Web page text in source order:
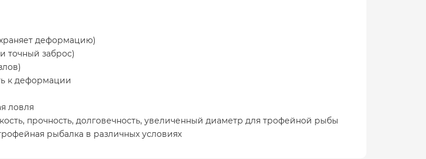
деформацию)
точный заброс)
к деформации
ловля
прочность, долговечность, увеличенный диаметр для трофейной рыбы
рыбалка в различных условиях